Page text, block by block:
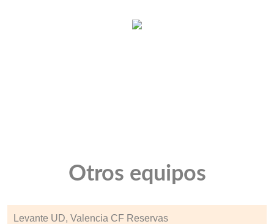
Otros equipos
Levante UD, Valencia CF Reservas